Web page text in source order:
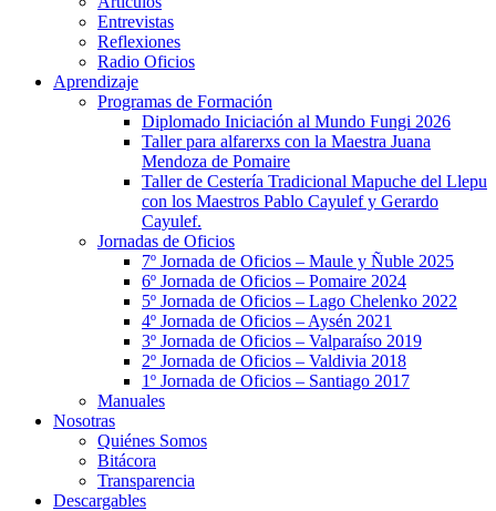
Entrevistas
Reflexiones
Radio Oficios
Aprendizaje
Programas de Formación
Diplomado Iniciación al Mundo Fungi 2026
Taller para alfarerxs con la Maestra Juana
Mendoza de Pomaire
Taller de Cestería Tradicional Mapuche del Llepu
con los Maestros Pablo Cayulef y Gerardo
Cayulef.
Jornadas de Oficios
7º Jornada de Oficios – Maule y Ñuble 2025
6º Jornada de Oficios – Pomaire 2024
5º Jornada de Oficios – Lago Chelenko 2022
4º Jornada de Oficios – Aysén 2021
3º Jornada de Oficios – Valparaíso 2019
2º Jornada de Oficios – Valdivia 2018
1º Jornada de Oficios – Santiago 2017
Manuales
Nosotras
Quiénes Somos
Bitácora
Transparencia
Descargables